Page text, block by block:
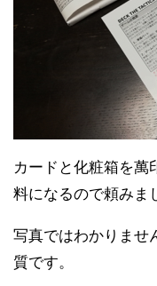
カードと化粧箱を萬
料になるので頼みま
写真ではわかりませ
質です。